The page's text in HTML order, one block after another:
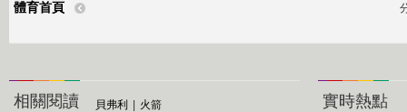
體育首頁
相關閱讀 貝弗利 火箭 實時熱點